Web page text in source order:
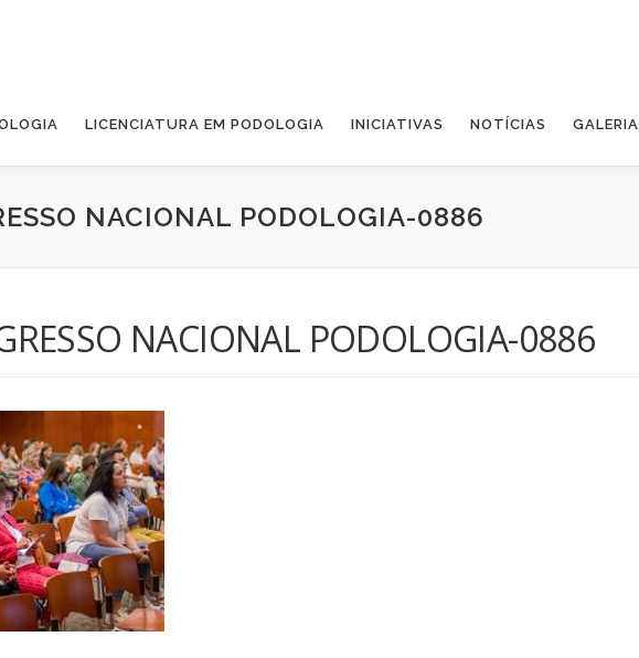
LICENCIATURA EM PODOLOGIA INICIATIVAS NOTÍCIAS GALERIA
NACIONAL PODOLOGIA-0886
NACIONAL PODOLOGIA-0886